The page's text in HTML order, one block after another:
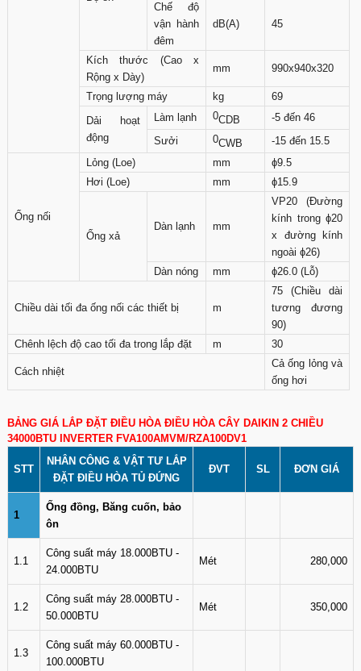
Chế độ
vận hành
đêm
dB(A) 45
Kích thước (Cao x
Rộng x Dày)
mm 990x940x320
Trọng lượng máy kg
69
Dải hoạt
động
Làm lạnh 0CDB
-5 đến 46
Sưởi
0CWB -15 đến 15.5
Ống nối
Lỏng (Loe) mm
ɸ9.5
Hơi (Loe)
mm ɸ15.9
Ống xả
Dàn lạnh mm
VP20 (Đường
kính trong ɸ20
x đường kính
ngoài ɸ26)
Dàn nóng
mm ɸ26.0 (Lỗ)
Chiều dài tối đa ống nối các thiết bị m
75 (Chiều dài
tương đương
90)
Chênh lệch độ cao tối đa trong lắp đặt
m 30
Cách nhiệt
Cả ống lỏng và
ống hơi
BẢNG GIÁ LẮP ĐẶT ĐIỀU HÒA ĐIỀU HÒA CÂY DAIKIN 2 CHIỀU
34000BTU INVERTER FVA100AMVM/RZA100DV1
STT
NHÂN CÔNG & VẬT TƯ LẮP
ĐẶT ĐIỀU HÒA TỦ ĐỨNG
ĐVT SL ĐƠN GIÁ
1
Ống đồng, Băng cuốn, bảo
ôn
1.1
Công suất máy 18.000BTU -
24.000BTU
Mét 280,000
1.2
Công suất máy 28.000BTU -
50.000BTU
Mét 350,000
1.3
Công suất máy 60.000BTU -
100.000BTU